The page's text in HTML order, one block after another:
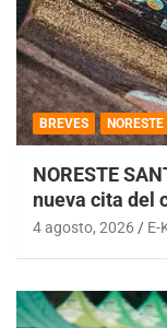
BREVES
NORESTE
nueva cita del
4 agosto, 2026 E-